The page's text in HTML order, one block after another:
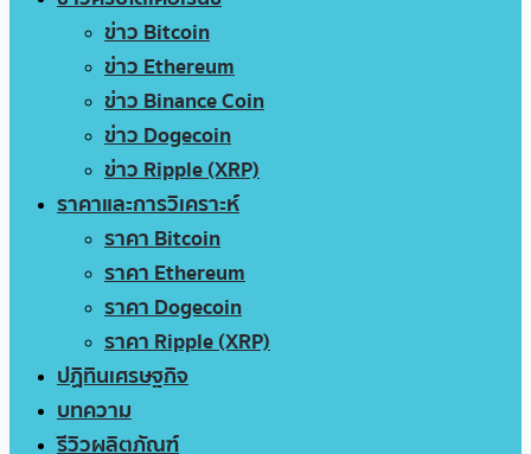
ข่าว Bitcoin
ข่าว Ethereum
ข่าว Binance Coin
ข่าว Dogecoin
ข่าว Ripple (XRP)
ราคาและการวิเคราะห์
ราคา Bitcoin
ราคา Ethereum
ราคา Dogecoin
ราคา Ripple (XRP)
ปฏิทินเศรษฐกิจ
บทความ
รีวิวผลิตภัณฑ์